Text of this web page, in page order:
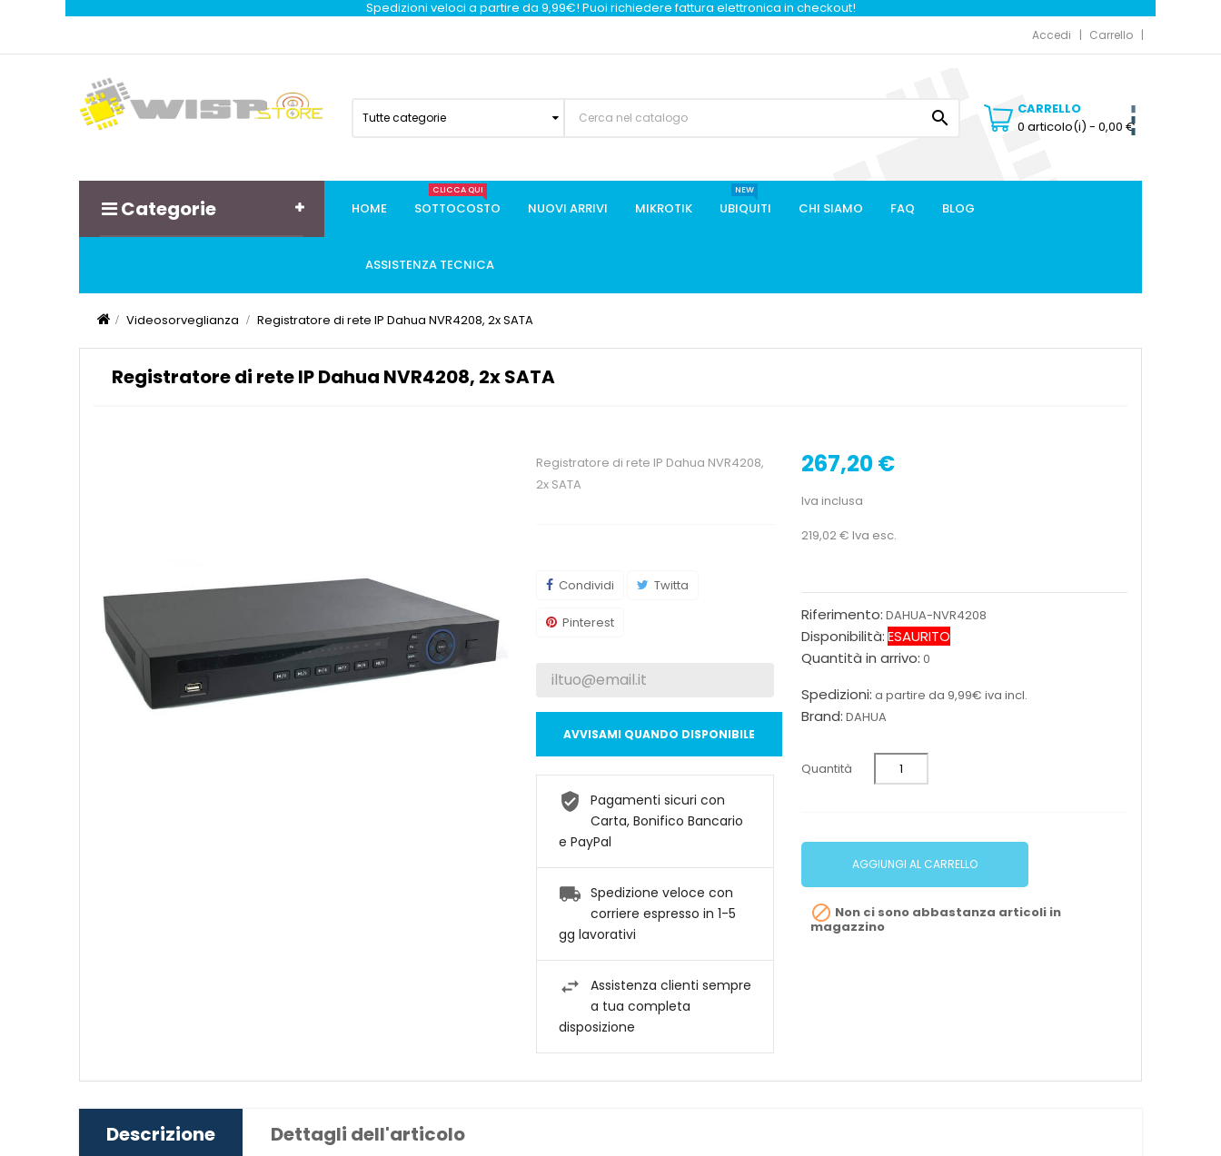
Spedizioni veloci a partire da 9,99€! Puoi richiedere fattura elettronica in checkout!
Accedi Carrello
Tutte categorie 
CARRELLO
0 articolo(i) - 0,00 €
Categorie HOME SOTTOCOSTO
CLICCA QUI
NUOVI ARRIVI MIKROTIK UBIQUITI
NEW
CHI SIAMO FAQ BLOG
ASSISTENZA TECNICA
Videosorveglianza Registratore di rete IP Dahua NVR4208, 2x SATA
Registratore di rete IP Dahua NVR4208, 2x SATA
267,20 €
Iva inclusa
219,02 € Iva esc.
Riferimento: DAHUA-NVR4208
Disponibilità:ESAURITO
Quantità in arrivo: 0
Spedizioni: a partire da 9,99€ iva incl.
Brand: DAHUA
Quantità
AGGIUNGI AL CARRELLO
 Non ci sono abbastanza articoli in
magazzino
Registratore di rete IP Dahua NVR4208,
2x SATA
Condividi Twitta
Pinterest
AVVISAMI QUANDO DISPONIBILE
Pagamenti sicuri con
Carta, Bonifico Bancario
e PayPal
Spedizione veloce con
corriere espresso in 1-5
gg lavorativi
Assistenza clienti sempre
a tua completa
disposizione
Descrizione Dettagli dell'articolo